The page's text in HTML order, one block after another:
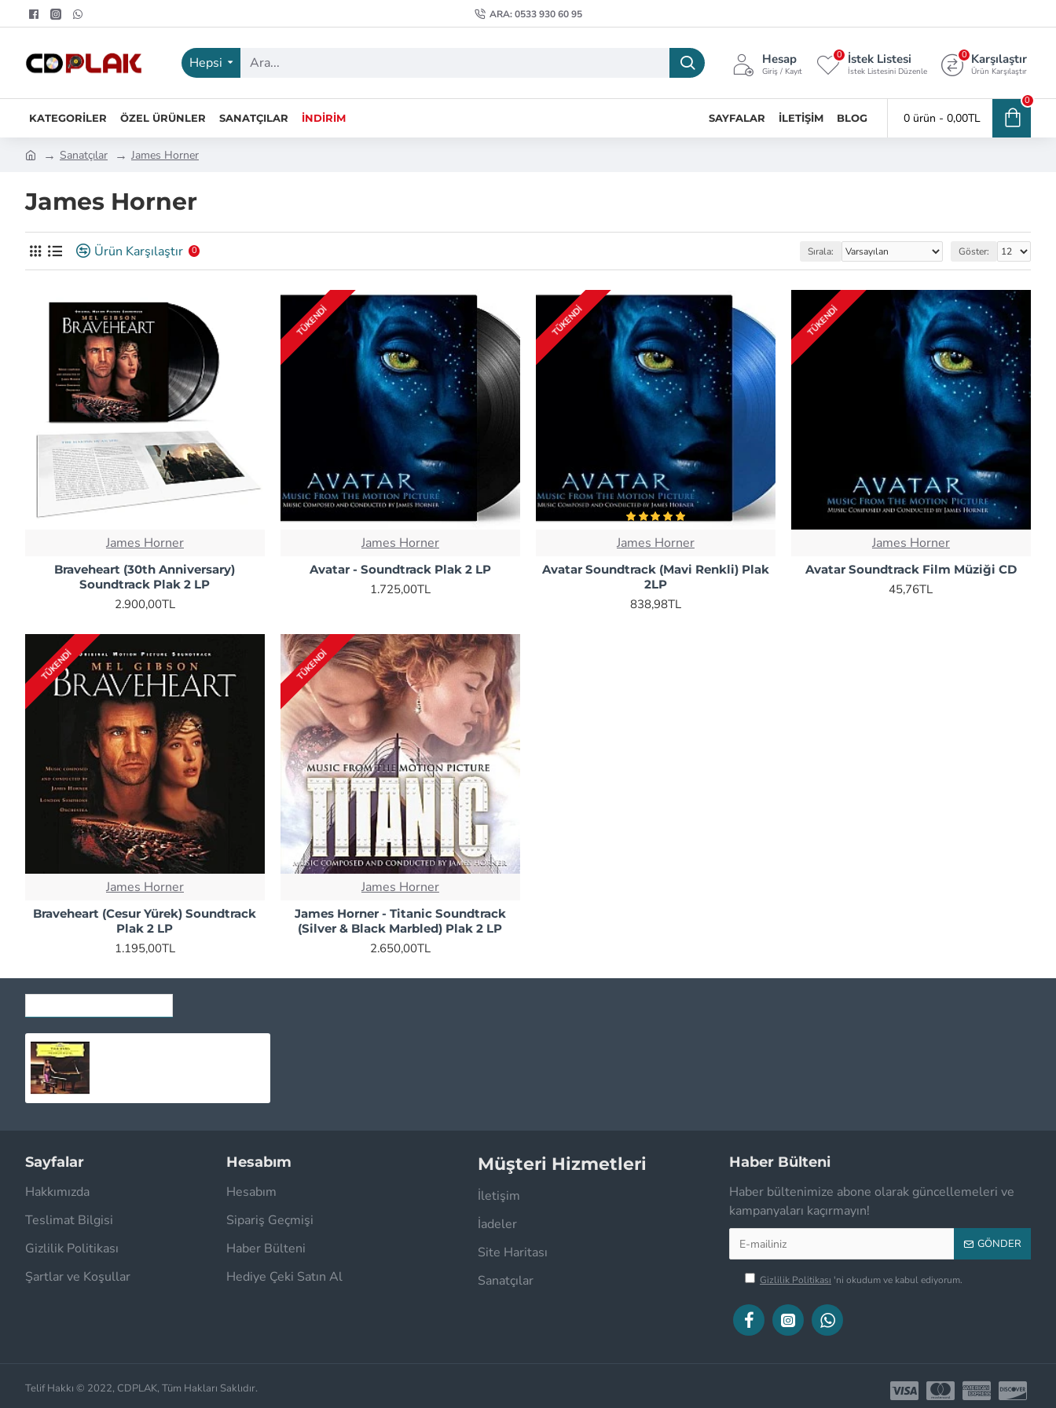
ARA: 0533 930 60 95
Hepsi Hesap
Giriş / Kayıt
İstek Listesi
İstek Listesini Düzenle
0 Karşılaştır
Ürün Karşılaştır
0
KATEGORILER ÖZEL ÜRÜNLER SANATÇILAR İNDIRIM SAYFALAR İLETIŞIM BLOG 0 ürün - 0,00TL
0
Sanatçılar James Horner
James Horner
Ürün Karşılaştır 0 Sırala: Göster:
James Horner
Braveheart (30th Anniversary)
Soundtrack Plak 2 LP
2.900,00TL
TÜKENDI
James Horner
Avatar - Soundtrack Plak 2 LP
1.725,00TL
TÜKENDI
James Horner
Avatar Soundtrack (Mavi Renkli) Plak
2LP
838,98TL
TÜKENDI
James Horner
Avatar Soundtrack Film Müziği CD
45,76TL
TÜKENDI
James Horner
Braveheart (Cesur Yürek) Soundtrack
Plak 2 LP
1.195,00TL
TÜKENDI
James Horner
James Horner - Titanic Soundtrack
(Silver & Black Marbled) Plak 2 LP
2.650,00TL
Sayfalar
Hakkımızda
Teslimat Bilgisi
Gizlilik Politikası
Şartlar ve Koşullar
Hesabım
Hesabım
Sipariş Geçmişi
Haber Bülteni
Hediye Çeki Satın Al
Müşteri Hizmetleri
İletişim
İadeler
Site Haritası
Sanatçılar
Haber Bülteni
Haber bültenimize abone olarak güncellemeleri ve
kampanyaları kaçırmayın!
GÖNDER
Gizlilik Politikası 'ni okudum ve kabul ediyorum.
Telif Hakkı © 2022, CDPLAK, Tüm Hakları Saklıdır.